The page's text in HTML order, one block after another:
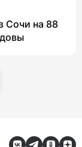
Сочи на 88